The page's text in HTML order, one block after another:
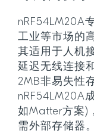
nRF54LM20A
工业等市场的
其适用于人机
延迟无线连接
2MB非易失性
nRF54LM20A
如Matter方案)
需外部存储器。